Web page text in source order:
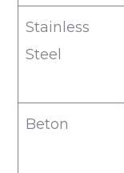
Stainless
Steel
Beton